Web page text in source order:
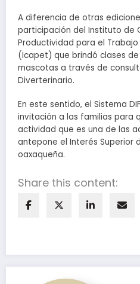
A diferencia de otras
participación del Instituto de
Productividad para el
(Icapet) que brindó clases
mascotas a través de
Diverterinario.
En este sentido, el Sistema
invitación a las familias para
actividad que es una de las
antepone el Interés Superior
oaxaqueña.
Share this content: